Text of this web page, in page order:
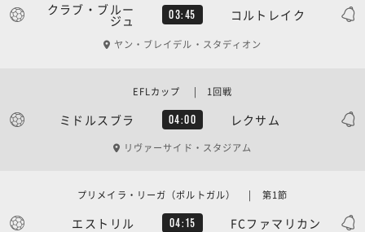
クラブ・ブルー
ジュ 03:45 コルトレイク
ヤン・ブレイデル・スタディオン
ミドルスブラ 04:00 レクサム
EFLカップ | 1回戦
リヴァーサイド・スタジアム
エストリル 04:15 FCファマリカン
プリメイラ・リーガ（ポルトガル） | 第1節